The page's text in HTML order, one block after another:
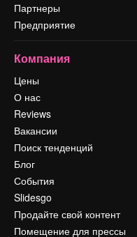
Партнеры
Предприятие
Компания
Цены
О нас
Reviews
Вакансии
Поиск тенденций
Блог
События
Slidesgo
Продайте свой контент
Помещение для прессы